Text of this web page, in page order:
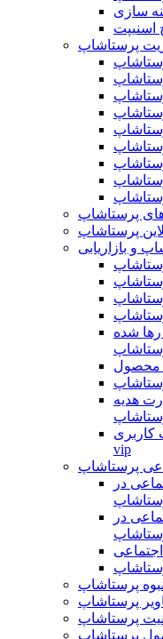
اسنیپت
پرستاشاپ
پرستاشاپ
پرستاشاپ
و بازاریابی
رها شده
محصول
هدیه
vip
پرستاشاپ
در
در
پرستاشاپ
پرستاشاپ
پرستاشاپ
پرستاشاپ